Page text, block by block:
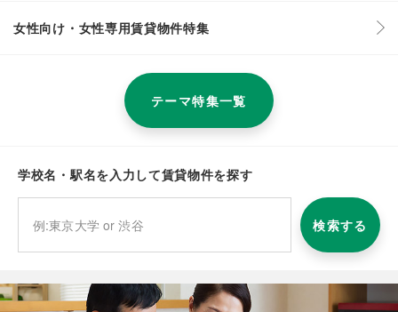
女性向け・女性専用賃貸物件特集
テーマ特集一覧
学校名・駅名を入力して賃貸物件を探す
検索する